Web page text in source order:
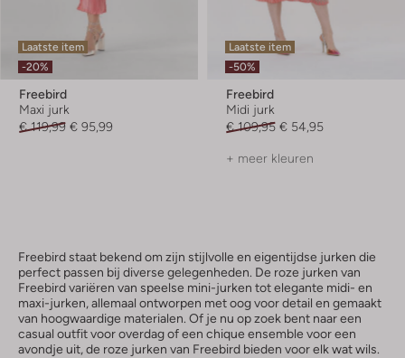
Laatste item
-20%
Freebird
Maxi jurk
€ 119,99 € 95,99
Laatste item
-50%
Freebird
Midi jurk
€ 109,95 € 54,95
+ meer kleuren
Freebird staat bekend om zijn stijlvolle en eigentijdse jurken die
perfect passen bij diverse gelegenheden. De roze jurken van
Freebird variëren van speelse mini-jurken tot elegante midi- en
maxi-jurken, allemaal ontworpen met oog voor detail en gemaakt
van hoogwaardige materialen. Of je nu op zoek bent naar een
casual outfit voor overdag of een chique ensemble voor een
avondje uit, de roze jurken van Freebird bieden voor elk wat wils.